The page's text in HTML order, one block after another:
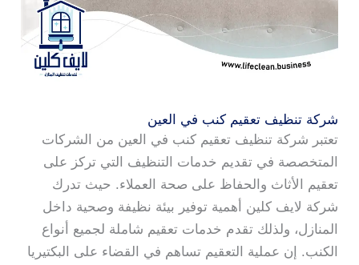
شركة تنظيف تعقيم كنب في العين
تعتبر شركة تنظيف تعقيم كنب في العين من الشركات
المتخصصة في تقديم خدمات التنظيف التي تركز على
تعقيم الأثاث والحفاظ على صحة العملاء. حيث تدرك
شركة لايف كلين أهمية توفير بيئة نظيفة وصحية داخل
المنازل، ولذلك تقدم خدمات تعقيم شاملة لجميع أنواع
الكنب. إن عملية التعقيم تساهم في القضاء على البكتيريا